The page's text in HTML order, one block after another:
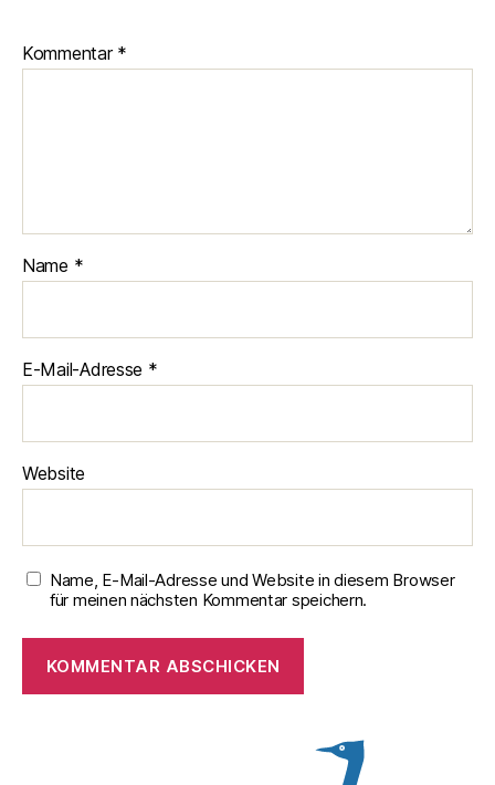
Kommentar *
Name *
E-Mail-Adresse *
Website
Name, E-Mail-Adresse und Website in diesem Browser
für meinen nächsten Kommentar speichern.